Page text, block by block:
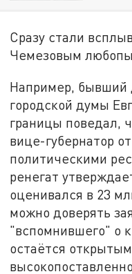
Сразу стали
Чемезовым
Например, бывший
городской думы
границы поведал,
вице-губернатор
политическими
ренегат
оценивался в 23
можно доверять
"вспомнившего" о
остаётся